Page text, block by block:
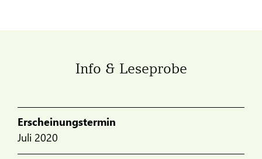
Info & Leseprobe
Erscheinungstermin
Juli 2020